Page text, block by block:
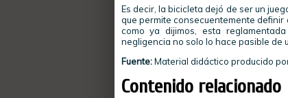
Es decir, la bicicleta dejó de ser un
que permite consecuentemente
como ya dijimos, esta
negligencia no solo lo hace pasible de
Fuente:Material didáctico producido
Contenido relacionado